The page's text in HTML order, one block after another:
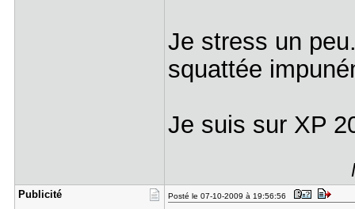
Je stress un
squattée
Je suis sur XP
Publicité Posté le 07-10-2009 à 19:56:56